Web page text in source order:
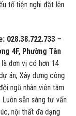
tố tiện nghi đặt lên
028.38.722.733 –
4F, Phường Tân
là đơn vị có hơn 14
án; Xây dựng công
ngũ nhân viên tâm
Luôn sẵn sàng tư vấn
nội thất đa dạng